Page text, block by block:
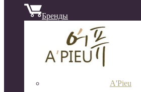
Бренды
A'Pieu